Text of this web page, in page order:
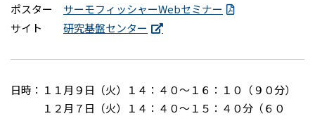
ポスター サーモフィッシャーWebセミナー
サイト 研究基盤センター
日時：１１月９日（火）１４：４０～１６：１０（９０分）
１２月７日（火）１４：４０～１５：４０分（６０